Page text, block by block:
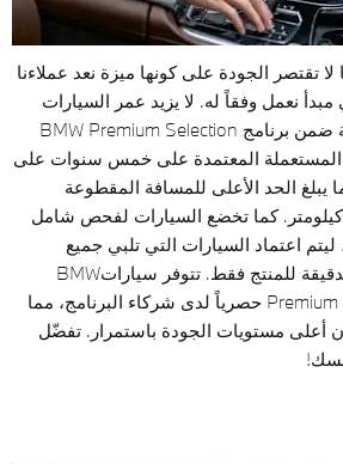
لا تقتصر الجودة على كونها ميزة نعد عملاءنا
مبدأ نعمل وفقاً له. لا يزيد عمر السيارات
المستعملة ضمن برنامج BMW Premium Selection
المستعملة المعتمدة على خمس سنوات على
يبلغ الحد الأعلى للمسافة المقطوعة
120,000 كيلومتر. كما تخضع السيارات لفحص شامل
ليتم اعتماد السيارات التي تلبي جميع
المعايير الدقيقة للمنتج فقط. تتوفر سياراتBMW
Premium Selection حصرياً لدى شركاء البرنامج، مما
أعلى مستويات الجودة باستمرار. تفضّل